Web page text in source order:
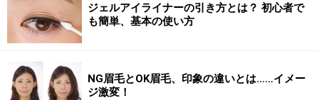
然アップ！
ブローのついでにできるちょっとしたドライヤーテク
で、くるるん美まつ毛を１日中キープしてくださいね。
ジェルアイライナーの引き方とは？ 初心者で
も簡単、基本の使い方
NG眉毛とOK眉毛、印象の違いとは……イメー
ジ激変！